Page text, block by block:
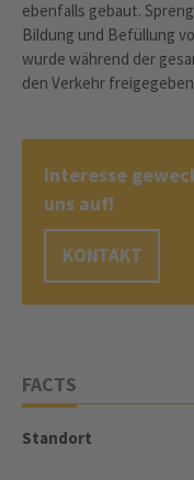
ebenfalls gebaut.
Bildung und Befüllung
wurde während der
den Verkehr
Interesse
uns auf!
KONTAKT
FACTS
Standort